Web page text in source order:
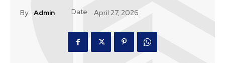
By: Admin Date: April 27, 2026